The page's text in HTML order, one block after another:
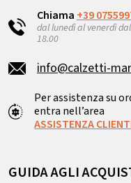
Chiama+39
dal lunedì al venerdì
18.00
info@calzetti-
Per assistenza su
entra nell’area
ASSISTENZA
GUIDA AGLI